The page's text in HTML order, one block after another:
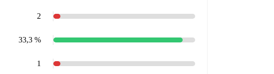
2
33,3 %
1